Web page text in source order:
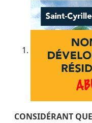
CONSIDÉRANT QUE